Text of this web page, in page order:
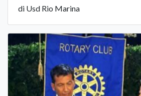
di Usd Rio Marina